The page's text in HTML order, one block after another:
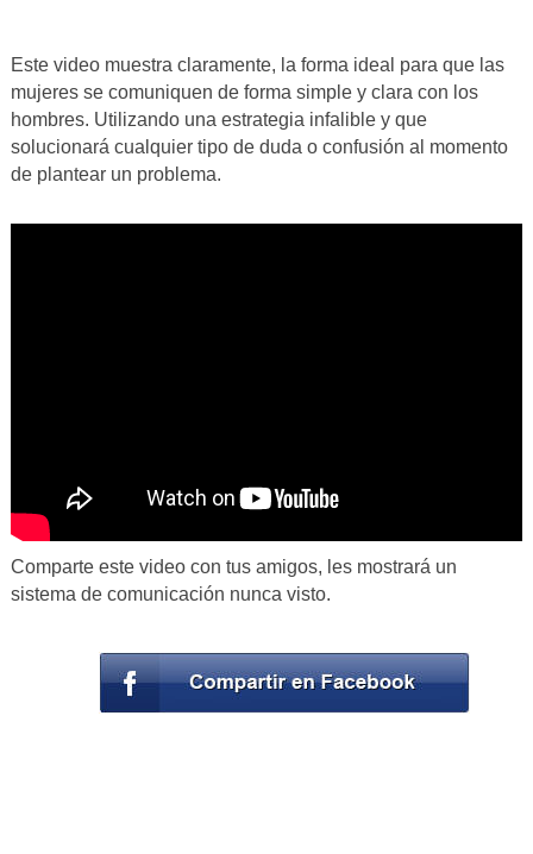
Este video muestra claramente, la forma ideal para que las
mujeres se comuniquen de forma simple y clara con los
hombres. Utilizando una estrategia infalible y que
solucionará cualquier tipo de duda o confusión al momento
de plantear un problema.
Comparte este video con tus amigos, les mostrará un
sistema de comunicación nunca visto.